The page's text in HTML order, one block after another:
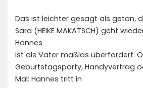
Das ist leichter gesagt als getan,
Sara (HEIKE MAKATSCH) geht
Hannes
ist als Vater maßlos überfordert.
Geburtstagsparty, Handyvertrag
Mal: Hannes tritt in